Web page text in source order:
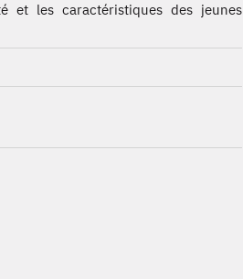
et les caractéristiques des jeunes